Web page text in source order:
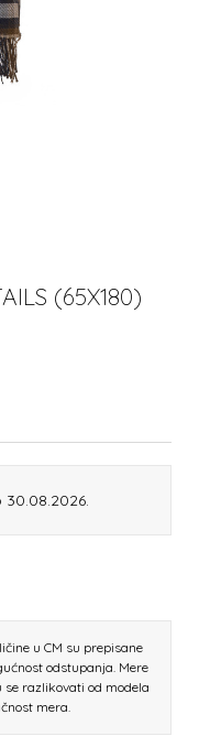
(65X180)
u CM su prepisane
odstupanja. Mere
razlikovati od modela
mera.